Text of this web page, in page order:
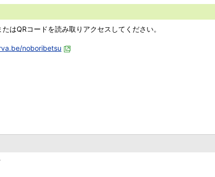
はQRコードを読み取りアクセスしてください。
noboribetsu